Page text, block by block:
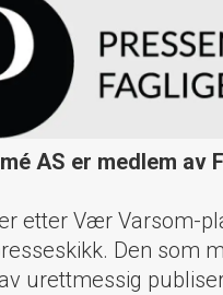
AS er medlem av
etter Vær Varsom-
Den som
urettmessig